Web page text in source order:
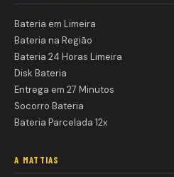
Bateria em Limeira
Bateria na Região
Bateria 24 Horas Limeira
Disk Bateria
Entrega em 27 Minutos
Socorro Bateria
Bateria Parcelada 12x
A MATTIAS